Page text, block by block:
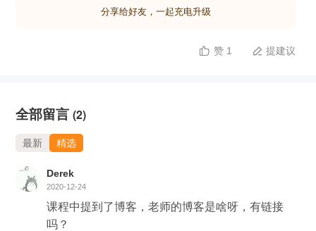
分享给好友，一起充电升级
 赞 1  提建议
全部留言 (2)
最新 精选
Derek
2020-12-24
课程中提到了博客，老师的博客是啥呀，有链接
吗？